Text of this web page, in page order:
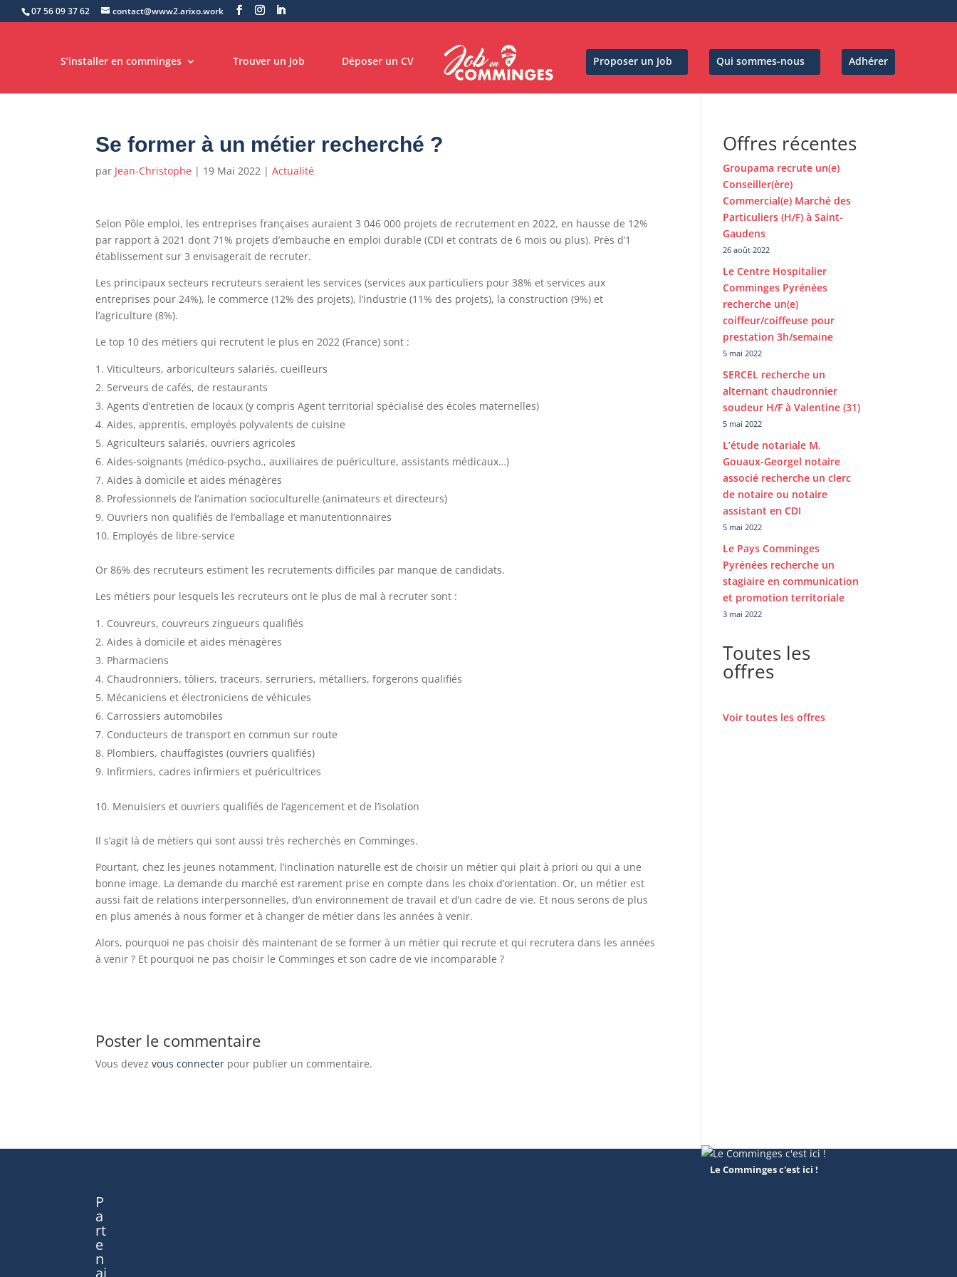
07 56 09 37 62 contact@www2.arixo.work
S’installer en comminges Trouver un Job Déposer un CV Proposer un Job Qui sommes-nous Adhérer
Se former à un métier recherché ?
par Jean-Christophe | 19 Mai 2022 |Actualité
Selon Pôle emploi, les entreprises françaises auraient 3 046 000 projets de recrutement en 2022, en hausse de 12%
par rapport à 2021 dont 71% projets d’embauche en emploi durable (CDI et contrats de 6 mois ou plus). Près d’1
établissement sur 3 envisagerait de recruter.
Les principaux secteurs recruteurs seraient les services (services aux particuliers pour 38% et services aux
entreprises pour 24%), le commerce (12% des projets), l’industrie (11% des projets), la construction (9%) et
l’agriculture (8%).
Le top 10 des métiers qui recrutent le plus en 2022 (France) sont :
Viticulteurs, arboriculteurs salariés, cueilleurs
Serveurs de cafés, de restaurants
Agents d’entretien de locaux (y compris Agent territorial spécialisé des écoles maternelles)
Aides, apprentis, employés polyvalents de cuisine
Agriculteurs salariés, ouvriers agricoles
Aides-soignants (médico-psycho., auxiliaires de puériculture, assistants médicaux…)
Aides à domicile et aides ménagères
Professionnels de l’animation socioculturelle (animateurs et directeurs)
Ouvriers non qualifiés de l’emballage et manutentionnaires
Employés de libre-service
Or 86% des recruteurs estiment les recrutements difficiles par manque de candidats.
Les métiers pour lesquels les recruteurs ont le plus de mal à recruter sont :
Couvreurs, couvreurs zingueurs qualifiés
Aides à domicile et aides ménagères
Pharmaciens
Chaudronniers, tôliers, traceurs, serruriers, métalliers, forgerons qualifiés
Mécaniciens et électroniciens de véhicules
Carrossiers automobiles
Conducteurs de transport en commun sur route
Plombiers, chauffagistes (ouvriers qualifiés)
Infirmiers, cadres infirmiers et puéricultrices
Menuisiers et ouvriers qualifiés de l’agencement et de l’isolation
Il s’agit là de métiers qui sont aussi très recherchés en Comminges.
Pourtant, chez les jeunes notamment, l’inclination naturelle est de choisir un métier qui plait à priori ou qui a une
bonne image. La demande du marché est rarement prise en compte dans les choix d’orientation. Or, un métier est
aussi fait de relations interpersonnelles, d’un environnement de travail et d’un cadre de vie. Et nous serons de plus
en plus amenés à nous former et à changer de métier dans les années à venir.
Alors, pourquoi ne pas choisir dès maintenant de se former à un métier qui recrute et qui recrutera dans les années
à venir ? Et pourquoi ne pas choisir le Comminges et son cadre de vie incomparable ?
Poster le commentaire
Vous devezvous connecter pour publier un commentaire.
Offres récentes
Groupama recrute un(e)
Conseiller(ère)
Commercial(e) Marché des
Particuliers (H/F) à Saint-
Gaudens
26 août 2022
Le Centre Hospitalier
Comminges Pyrénées
recherche un(e)
coiffeur/coiffeuse pour
prestation 3h/semaine
5 mai 2022
SERCEL recherche un
alternant chaudronnier
soudeur H/F à Valentine (31)
5 mai 2022
L’étude notariale M.
Gouaux-Georgel notaire
associé recherche un clerc
de notaire ou notaire
assistant en CDI
5 mai 2022
Le Pays Comminges
Pyrénées recherche un
stagiaire en communication
et promotion territoriale
3 mai 2022
Toutes les
offres
Voir toutes les offres
P
a
rt
e
n
ai
Le Comminges c'est ici !